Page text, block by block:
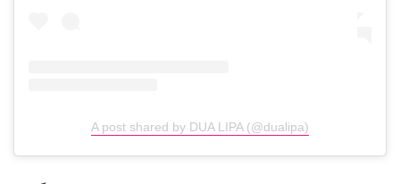
A post shared by DUA LIPA (@dualipa)